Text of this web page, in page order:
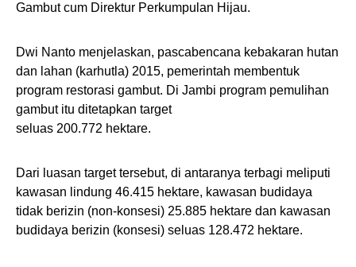
Gambut cum Direktur Perkumpulan Hijau.
Dwi Nanto menjelaskan, pascabencana kebakaran hutan
dan lahan (karhutla) 2015, pemerintah membentuk
program restorasi gambut. Di Jambi program pemulihan
gambut itu ditetapkan target
seluas 200.772 hektare.
Dari luasan target tersebut, di antaranya terbagi meliputi
kawasan lindung 46.415 hektare, kawasan budidaya
tidak berizin (non-konsesi) 25.885 hektare dan kawasan
budidaya berizin (konsesi) seluas 128.472 hektare.